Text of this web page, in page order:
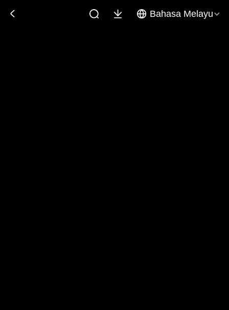
Bahasa Melayu